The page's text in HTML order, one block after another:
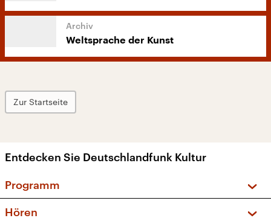
Weltsprache der Kunst
Zur Startseite
Entdecken Sie Deutschlandfunk Kultur
Programm
Hören